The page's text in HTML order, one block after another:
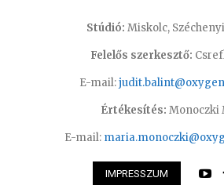
Stúdió: Miskolc,
Felelős szerkesztő:
E-mail:
Értékesítés: Monoczki
E-mail:
IMPRESSZUM